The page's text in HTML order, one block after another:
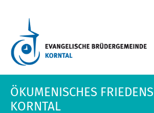
ÖKUMENISCHES
KORNTAL